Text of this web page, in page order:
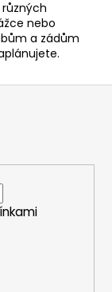
nebo
a zádům